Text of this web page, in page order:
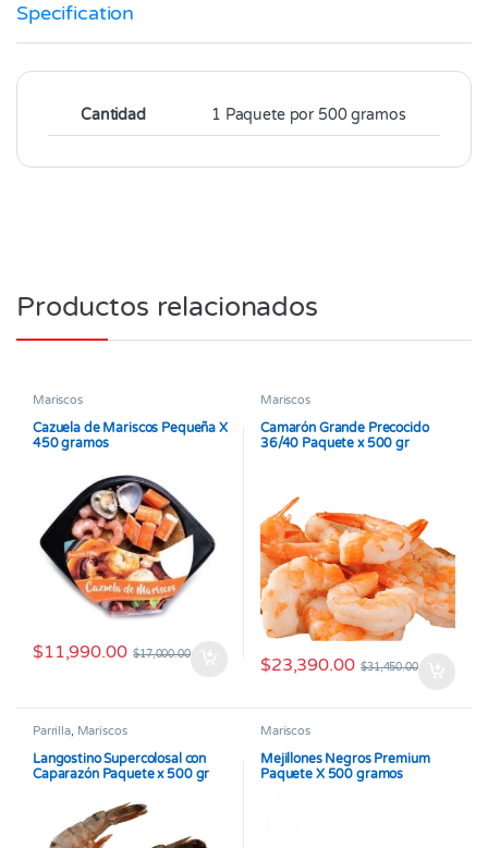
Specification
Cantidad 1 Paquete por 500 gramos
Productos relacionados
Mariscos
Cazuela de Mariscos Pequeña X
450 gramos
$11,990.00 $17,000.00
Mariscos
Camarón Grande Precocido
36/40 Paquete x 500 gr
$23,390.00 $31,450.00
Parrilla, Mariscos
Langostino Supercolosal con
Caparazón Paquete x 500 gr
Mariscos
Mejillones Negros Premium
Paquete X 500 gramos